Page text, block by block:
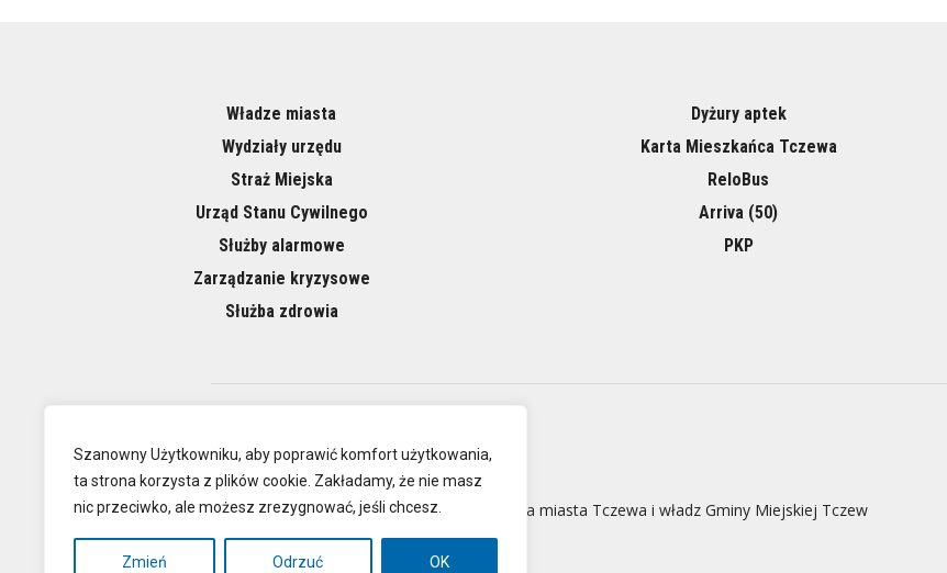
Szanowny Użytkowniku, aby poprawić komfort użytkowania,
ta strona korzysta z plików cookie. Zakładamy, że nie masz
nic przeciwko, ale możesz zrezygnować, jeśli chcesz.
Zmień Odrzuć OK
Władze miasta
Wydziały urzędu
Straż Miejska
Urząd Stanu Cywilnego
Służby alarmowe
Zarządzanie kryzysowe
Służba zdrowia
Dyżury aptek
Karta Mieszkańca Tczewa
ReloBus
Arriva (50)
PKP
O NAS
Oficjalna strona miasta Tczewa i władz Gminy Miejskiej Tczew